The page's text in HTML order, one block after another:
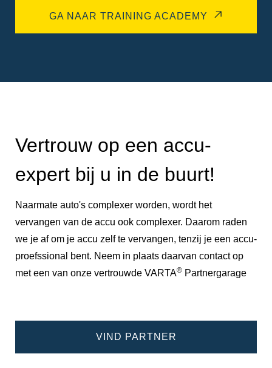
GA NAAR TRAINING ACADEMY
Vertrouw op een accu-
expert bij u in de buurt!
Naarmate auto's complexer worden, wordt het
vervangen van de accu ook complexer. Daarom raden
we je af om je accu zelf te vervangen, tenzij je een accu-
proefssional bent. Neem in plaats daarvan contact op
met een van onze vertrouwde VARTA® Partnergarage
VIND PARTNER